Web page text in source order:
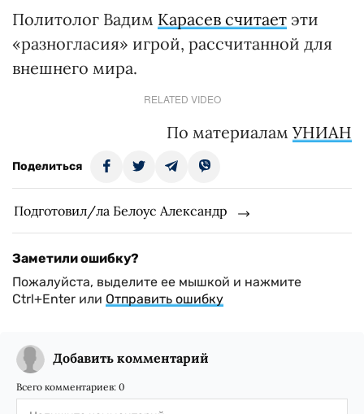
Политолог Вадим Карасев считает эти
«разногласия» игрой, рассчитанной для
внешнего мира.
RELATED VIDEO
По материалам УНИАН
Поделиться
Подготовил/ла Белоус Александр
Заметили ошибку?
Пожалуйста, выделите ее мышкой и нажмите
Ctrl+Enter или Отправить ошибку
Добавить комментарий
Всего комментариев: 0